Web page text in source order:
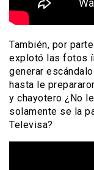
También, por
explotó las fotos
generar escándalo
hasta le
y chayotero ¿No
solamente se la
Televisa?